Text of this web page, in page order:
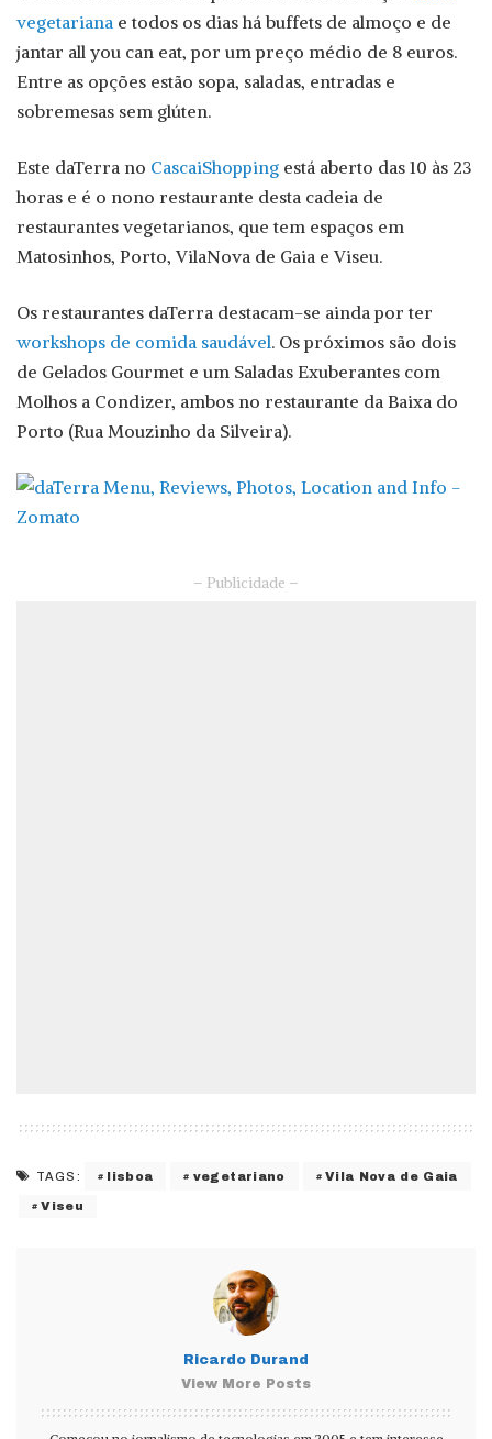
vegetariana e todos os dias há buffets de almoço e de
jantar all you can eat, por um preço médio de 8 euros.
Entre as opções estão sopa, saladas, entradas e
sobremesas sem glúten.
Este daTerra no CascaiShopping está aberto das 10 às 23
horas e é o nono restaurante desta cadeia de
restaurantes vegetarianos, que tem espaços em
Matosinhos, Porto, VilaNova de Gaia e Viseu.
Os restaurantes daTerra destacam-se ainda por ter
workshops de comida saudável. Os próximos são dois
de Gelados Gourmet e um Saladas Exuberantes com
Molhos a Condizer, ambos no restaurante da Baixa do
Porto (Rua Mouzinho da Silveira).
– Publicidade –
TAGS: lisboa vegetariano Vila Nova de Gaia
Viseu
Ricardo Durand
View More Posts